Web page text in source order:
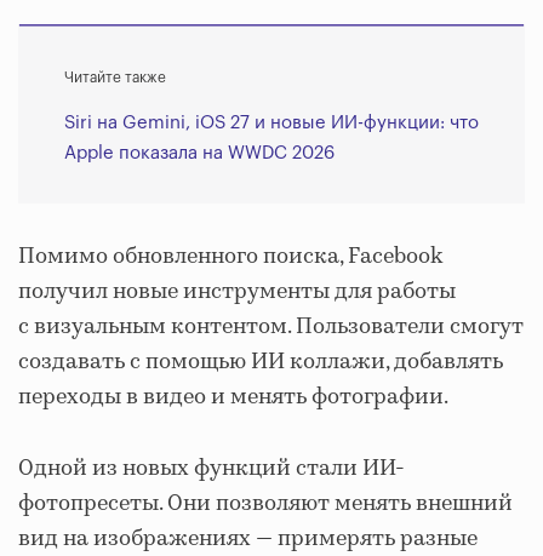
Читайте также
Siri на Gemini, iOS 27 и новые ИИ-функции: что
Apple показала на WWDC 2026
Помимо обновленного поиска, Facebook
получил новые инструменты для работы
с визуальным контентом. Пользователи смогут
создавать с помощью ИИ коллажи, добавлять
переходы в видео и менять фотографии.
Одной из новых функций стали ИИ-
фотопресеты. Они позволяют менять внешний
вид на изображениях — примерять разные